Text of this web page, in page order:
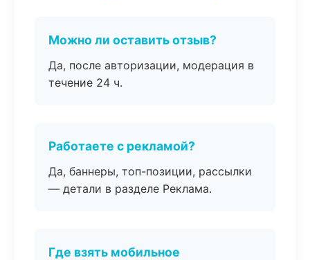
Можно ли оставить отзыв?
Да, после авторизации, модерация в
течение 24 ч.
Работаете с рекламой?
Да, баннеры, топ-позиции, рассылки
— детали в разделе Реклама.
Где взять мобильное